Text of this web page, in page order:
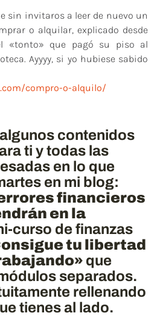
sin invitaros a leer de nuevo un
o alquilar, explicado desde
«tonto» que pagó su piso al
Ayyyy, si yo hubiese sabido
compro-o-alquilo/
contenidos
ti y todas las
en lo que
en mi blog:
financieros
en la
curso de finanzas
tu libertad
que
separados.
rellenando
tienes al lado.